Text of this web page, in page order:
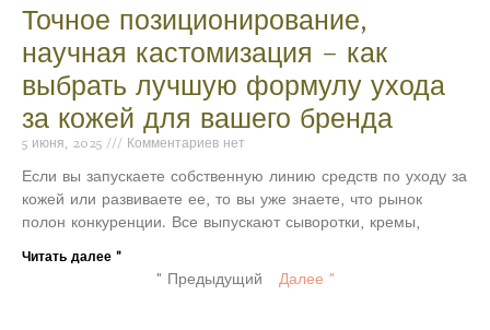
Точное позиционирование,
научная кастомизация – как
выбрать лучшую формулу ухода
за кожей для вашего бренда
5 июня, 2025 Комментариев нет
Если вы запускаете собственную линию средств по уходу за
кожей или развиваете ее, то вы уже знаете, что рынок
полон конкуренции. Все выпускают сыворотки, кремы,
Читать далее "
" Предыдущий Далее "